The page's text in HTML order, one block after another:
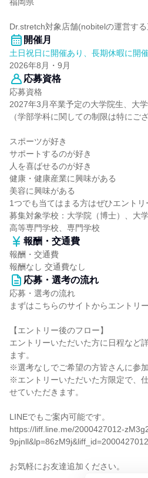
Dr.stretch対象店舗(nobitelの運営す
開催月
土日祝日に開催あり、長期休暇に開
2026年8月・9月
応募資格
応募資格
2027年3月卒業予定の大学院生、大
（学部学科に関しての制限は特にご
スポーツが好き
サポートするのが好き
人を喜ばせるのが好き
健康・健康産業に興味がある
美容に興味がある
1つでも当てはまる方はぜひエントリ
募集対象学校：大学院（博士）、大
高等専門学校、専門学校
報酬・交通費
報酬・交通費
報酬なし 交通費なし
応募・選考の流れ
応募・選考の流れ
まずはこちらのサイトからエントリ
【エントリー後のフロー】
エントリーいただいた方に日程など
ます。
※選考なしでご希望の方皆さんに参
※エントリーいただいた方限定で、
せていただきます。
LINEでもご案内可能です。
https://liff.line.me/2000427012-
お気軽にお友達追加ください。